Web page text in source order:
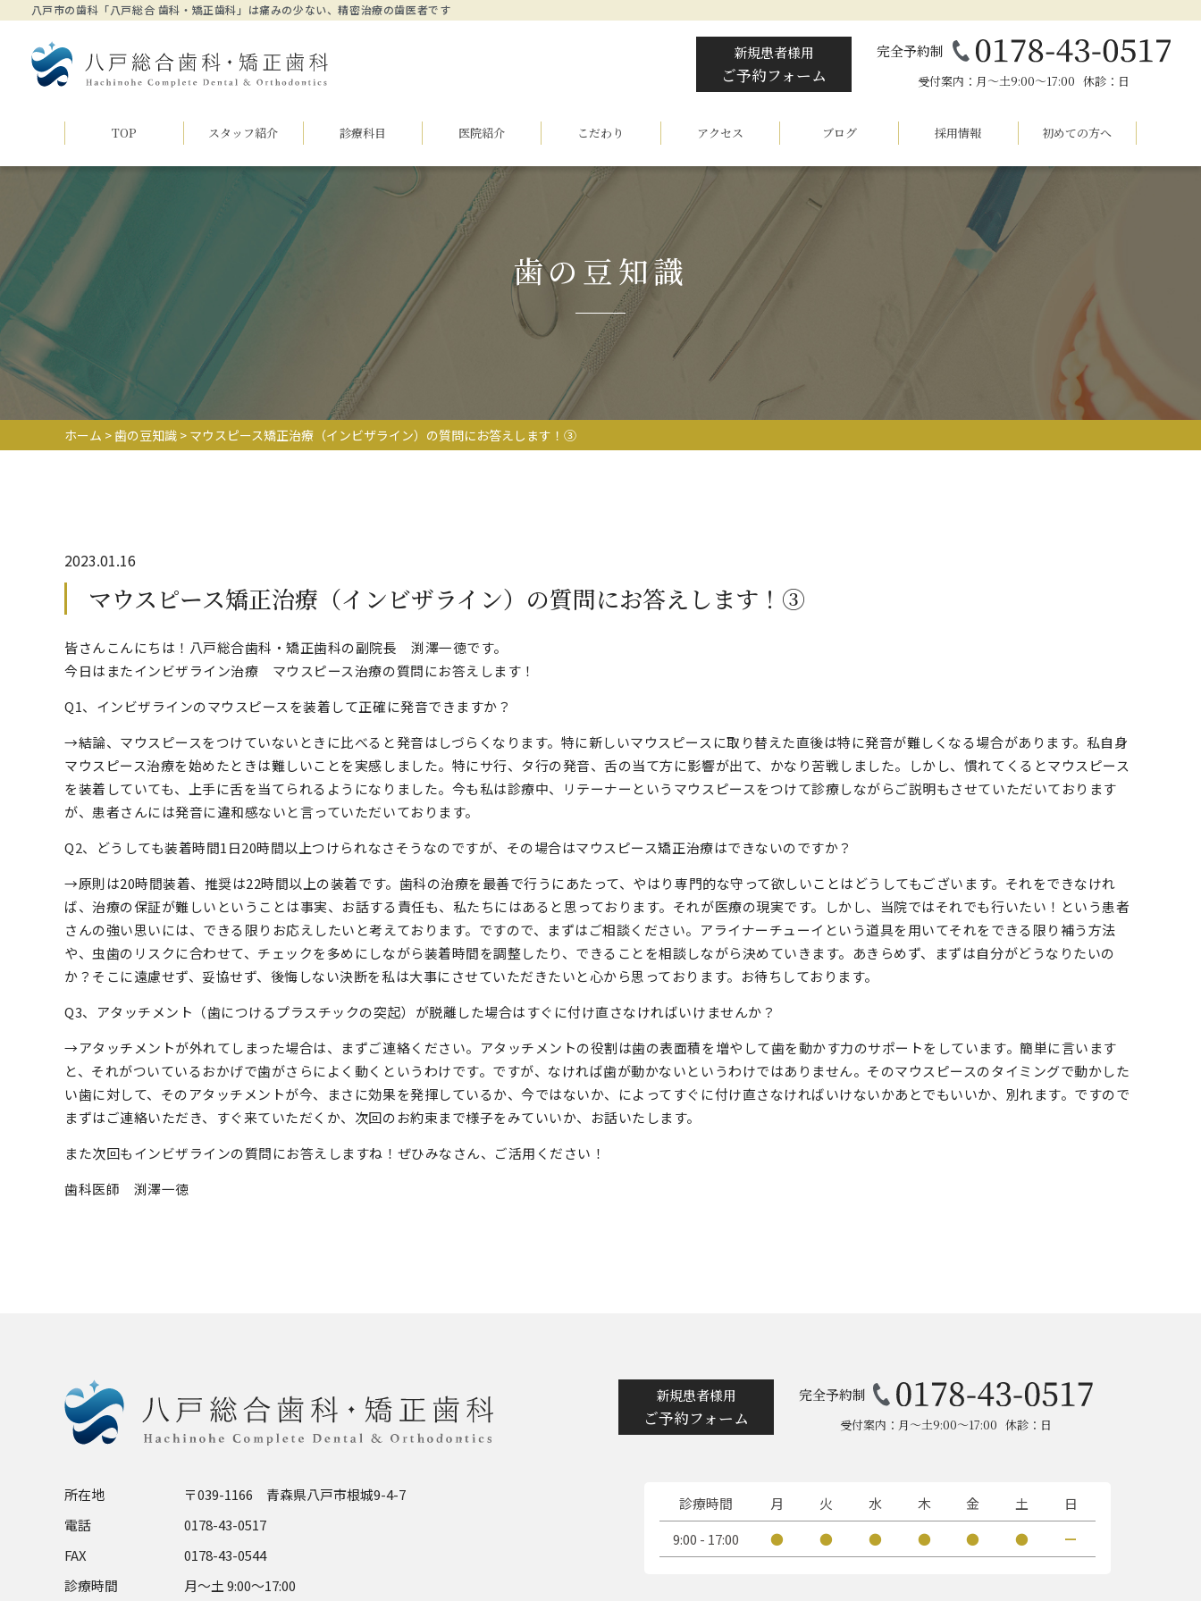
八戸市の歯科「八戸総合 歯科・矯正歯科」は痛みの少ない、精密治療の歯医者です
新規患者様用
ご予約フォーム
完全予約制
受付案内：月～土9:00～17:00 休診：日
TOP スタッフ紹介 診療科目 医院紹介 こだわり アクセス ブログ 採用情報 初めての方へ
歯の豆知識
ホーム >歯の豆知識 > マウスピース矯正治療（インビザライン）の質問にお答えします！③
2023.01.16
マウスピース矯正治療（インビザライン）の質問にお答えします！③
皆さんこんにちは！八戸総合歯科・矯正歯科の副院長 渕澤一徳です。
今日はまたインビザライン治療 マウスピース治療の質問にお答えします！
Q1、インビザラインのマウスピースを装着して正確に発音できますか？
→結論、マウスピースをつけていないときに比べると発音はしづらくなります。特に新しいマウスピースに取り替えた直後は特に発音が難しくなる場合があります。私自身
マウスピース治療を始めたときは難しいことを実感しました。特にサ行、タ行の発音、舌の当て方に影響が出て、かなり苦戦しました。しかし、慣れてくるとマウスピース
を装着していても、上手に舌を当てられるようになりました。今も私は診療中、リテーナーというマウスピースをつけて診療しながらご説明もさせていただいております
が、患者さんには発音に違和感ないと言っていただいております。
Q2、どうしても装着時間1日20時間以上つけられなさそうなのですが、その場合はマウスピース矯正治療はできないのですか？
→原則は20時間装着、推奨は22時間以上の装着です。歯科の治療を最善で行うにあたって、やはり専門的な守って欲しいことはどうしてもございます。それをできなけれ
ば、治療の保証が難しいということは事実、お話する責任も、私たちにはあると思っております。それが医療の現実です。しかし、当院ではそれでも行いたい！という患者
さんの強い思いには、できる限りお応えしたいと考えております。ですので、まずはご相談ください。アライナーチューイという道具を用いてそれをできる限り補う方法
や、虫歯のリスクに合わせて、チェックを多めにしながら装着時間を調整したり、できることを相談しながら決めていきます。あきらめず、まずは自分がどうなりたいの
か？そこに遠慮せず、妥協せず、後悔しない決断を私は大事にさせていただきたいと心から思っております。お待ちしております。
Q3、アタッチメント（歯につけるプラスチックの突起）が脱離した場合はすぐに付け直さなければいけませんか？
→アタッチメントが外れてしまった場合は、まずご連絡ください。アタッチメントの役割は歯の表面積を増やして歯を動かす力のサポートをしています。簡単に言います
と、それがついているおかげで歯がさらによく動くというわけです。ですが、なければ歯が動かないというわけではありません。そのマウスピースのタイミングで動かした
い歯に対して、そのアタッチメントが今、まさに効果を発揮しているか、今ではないか、によってすぐに付け直さなければいけないかあとでもいいか、別れます。ですので
まずはご連絡いただき、すぐ来ていただくか、次回のお約束まで様子をみていいか、お話いたします。
また次回もインビザラインの質問にお答えしますね！ぜひみなさん、ご活用ください！
歯科医師 渕澤一徳
所在地
〒039-1166 青森県八戸市根城9-4-7
電話
0178-43-0517
FAX
0178-43-0544
診療時間
月～土 9:00～17:00
新規患者様用
ご予約フォーム
完全予約制
受付案内：月～土9:00～17:00 休診：日
診療時間 月 火 水 木 金 土
日
9:00 - 17:00
● ● ● ● ● ● ー